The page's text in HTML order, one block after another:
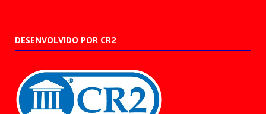
DESENVOLVIDO POR CR2